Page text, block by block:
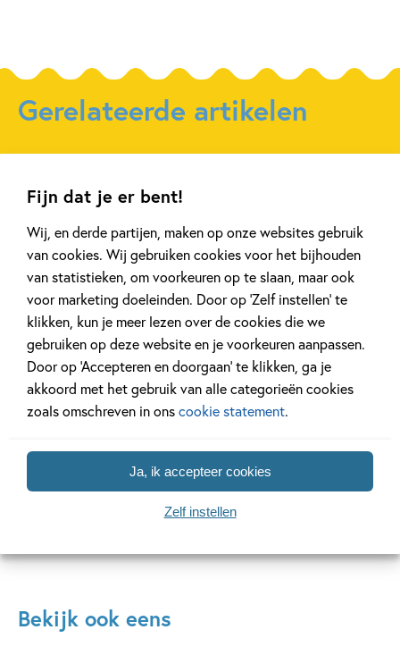
Fijn dat je er bent!
Wij, en derde partijen, maken op onze websites gebruik
van cookies. Wij gebruiken cookies voor het bijhouden
van statistieken, om voorkeuren op te slaan, maar ook
voor marketing doeleinden. Door op ‘Zelf instellen’ te
klikken, kun je meer lezen over de cookies die we
gebruiken op deze website en je voorkeuren aanpassen.
Door op ‘Accepteren en doorgaan’ te klikken, ga je
akkoord met het gebruik van alle categorieën cookies
zoals omschreven in onscookie statement.
Ja, ik accepteer cookies
Zelf instellen
Gerelateerde artikelen
11 JANUARI 2026
Ons Kinderpanel leest:
‘Marvel Superhelden’
Lees meer
16 JULI 2025
De leukste
vakantie!
Lees meer
Bekijk alle artikelen
Bekijk ook eens